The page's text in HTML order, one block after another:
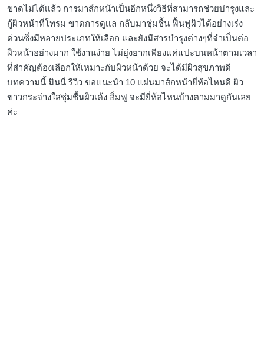
ขาดไม่ได้เเล้ว การมาส์กหน้าเป็นอีกหนึ่งวิธีที่สามารถช่วยบำรุงและ
กู้ผิวหน้าที่โทรม ขาดการดูเเล กลับมาชุ่มชื้น ฟื้นฟูผิวได้อย่างเร่ง
ด่วนซึ่งมีหลายประเภทให้เลือก และยังมีสารบำรุงต่างๆที่จำเป็นต่อ
ผิวหน้าอย่างมาก ใช้งานง่าย ไม่ยุ่งยากเพียงแค่แปะบนหน้าตามเวลา
ที่สำคัญต้องเลือกให้เหมาะกับผิวหน้าด้วย จะได้มีผิวสุขภาพดี
บทความนี้ มินนี่ รีวิว ขอแนะนำ 10 แผ่นมาส์กหน้ายี่ห้อไหนดี ผิว
ขาวกระจ่างใสชุ่มชื้นผิวเด้ง อิ่มฟู จะมียี่ห้อไหนบ้างตามมาดูกันเลย
ค่ะ